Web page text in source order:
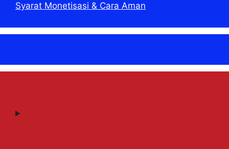
Syarat Monetisasi & Cara Aman